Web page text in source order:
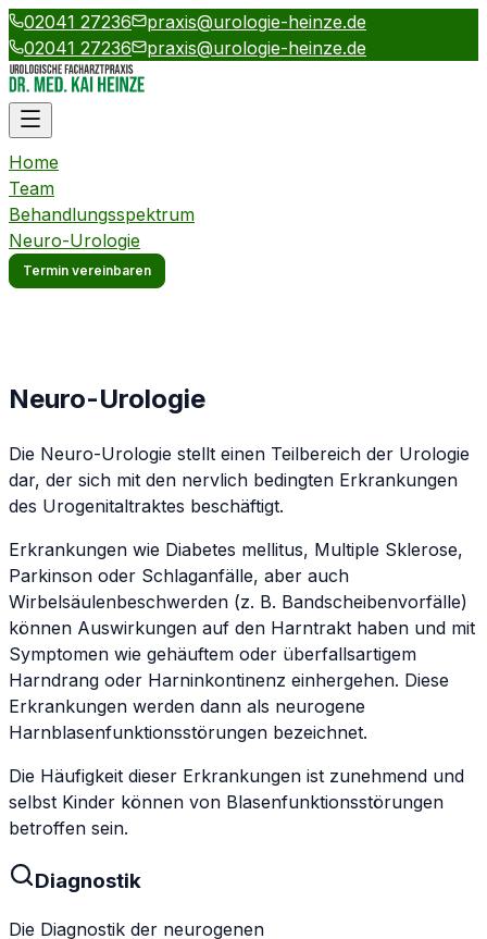
02041 27236
praxis@urologie-heinze.de
02041 27236
praxis@urologie-heinze.de
Home
Team
Behandlungsspektrum
Neuro-Urologie
Termin vereinbaren
Neuro-Urologie
Die Neuro-Urologie stellt einen Teilbereich der Urologie
dar, der sich mit den nervlich bedingten Erkrankungen
des Urogenitaltraktes beschäftigt.
Erkrankungen wie Diabetes mellitus, Multiple Sklerose,
Parkinson oder Schlaganfälle, aber auch
Wirbelsäulenbeschwerden (z. B. Bandscheibenvorfälle)
können Auswirkungen auf den Harntrakt haben und mit
Symptomen wie gehäuftem oder überfallsartigem
Harndrang oder Harninkontinenz einhergehen. Diese
Erkrankungen werden dann als neurogene
Harnblasenfunktionsstörungen bezeichnet.
Die Häufigkeit dieser Erkrankungen ist zunehmend und
selbst Kinder können von Blasenfunktionsstörungen
betroffen sein.
Diagnostik
Die Diagnostik der neurogenen